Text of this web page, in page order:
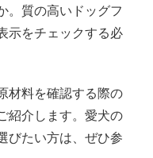
。質の高いドッグフ
示をチェックする必
材料を確認する際の
紹介します。愛犬の
びたい方は、ぜひ参